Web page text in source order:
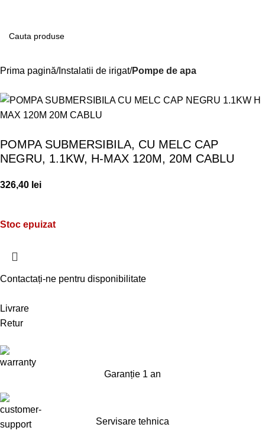
Prima pagină Instalatii de irigat Pompe de apa
POMPA SUBMERSIBILA, CU MELC CAP
NEGRU, 1.1KW, H-MAX 120M, 20M CABLU
326,40 lei
Stoc epuizat
Contactați-ne pentru disponibilitate
Livrare
Retur
Garanție 1 an
Servisare tehnica